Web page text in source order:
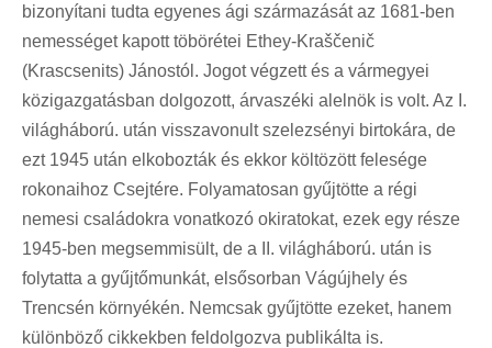
bizonyítani tudta egyenes ági származását az 1681-ben
nemességet kapott töbörétei Ethey-Kraščenič
(Krascsenits) Jánostól. Jogot végzett és a vármegyei
közigazgatásban dolgozott, árvaszéki alelnök is volt. Az I.
világháború. után visszavonult szelezsényi birtokára, de
ezt 1945 után elkobozták és ekkor költözött felesége
rokonaihoz Csejtére. Folyamatosan gyűjtötte a régi
nemesi családokra vonatkozó okiratokat, ezek egy része
1945-ben megsemmisült, de a II. világháború. után is
folytatta a gyűjtőmunkát, elsősorban Vágújhely és
Trencsén környékén. Nemcsak gyűjtötte ezeket, hanem
különböző cikkekben feldolgozva publikálta is.